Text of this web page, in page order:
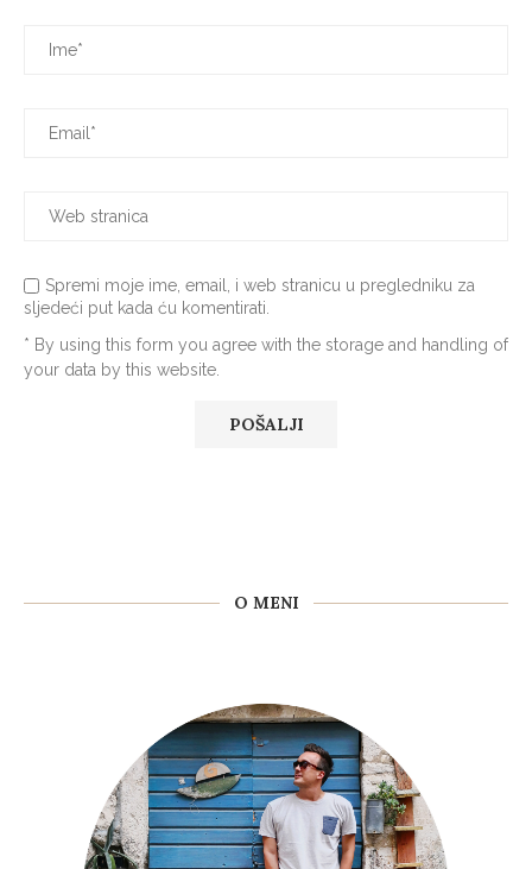
Spremi moje ime, email, i web stranicu u pregledniku za
sljedeći put kada ću komentirati.
* By using this form you agree with the storage and handling of
your data by this website.
O MENI